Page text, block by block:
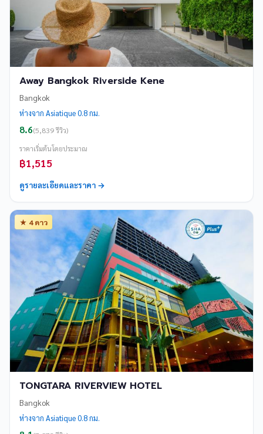
Away Bangkok Riverside Kene
Bangkok
ห่างจาก Asiatique 0.8 กม.
8.6(5,839 รีวิว)
ราคาเริ่มต้นโดยประมาณ
฿1,515
ดูรายละเอียดและราคา →
★ 4 ดาว
TONGTARA RIVERVIEW HOTEL
Bangkok
ห่างจาก Asiatique 0.8 กม.